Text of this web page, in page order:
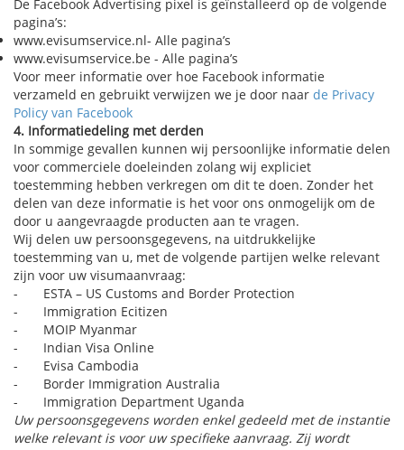
De Facebook Advertising pixel is geïnstalleerd op de volgende
pagina’s:
www.evisumservice.nl- Alle pagina’s
www.evisumservice.be - Alle pagina’s
Voor meer informatie over hoe Facebook informatie
verzameld en gebruikt verwijzen we je door naar de Privacy
Policy van Facebook
4. Informatiedeling met derden
In sommige gevallen kunnen wij persoonlijke informatie delen
voor commerciele doeleinden zolang wij expliciet
toestemming hebben verkregen om dit te doen. Zonder het
delen van deze informatie is het voor ons onmogelijk om de
door u aangevraagde producten aan te vragen.
Wij delen uw persoonsgegevens, na uitdrukkelijke
toestemming van u, met de volgende partijen welke relevant
zijn voor uw visumaanvraag:
- ESTA – US Customs and Border Protection
- Immigration Ecitizen
- MOIP Myanmar
- Indian Visa Online
- Evisa Cambodia
- Border Immigration Australia
- Immigration Department Uganda
Uw persoonsgegevens worden enkel gedeeld met de instantie
welke relevant is voor uw specifieke aanvraag. Zij wordt